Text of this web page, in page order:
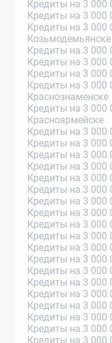
Кредиты на 3 000
Кредиты на 3 000
Кредиты на 3 000
Козьмодемьянске
Кредиты на 3 000
Кредиты на 3 000
Кредиты на 3 000
Кредиты на 3 000
Краснознаменске
Кредиты на 3 000
Красноармейске
Кредиты на 3 000
Кредиты на 3 000
Кредиты на 3 000
Кредиты на 3 000
Кредиты на 3 000
Кредиты на 3 000
Кредиты на 3 000
Кредиты на 3 000
Кредиты на 3 000
Кредиты на 3 000
Кредиты на 3 000
Кредиты на 3 000
Кредиты на 3 000
Кредиты на 3 000
Кредиты на 3 000
Кредиты на 3 000
Кредиты на 3 000
Кредиты на 3 000
Кредиты на 3 000